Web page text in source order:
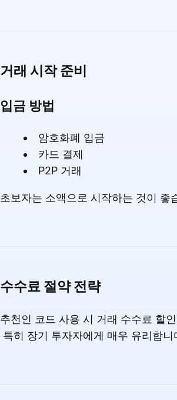
거래 시작 준비
입금 방법
암호화폐 입금
카드 결제
P2P 거래
초보자는 소액으로 시작하는 것이 좋
수수료 절약 전략
추천인 코드 사용 시 거래 수수료 할
특히 장기 투자자에게 매우 유리합니